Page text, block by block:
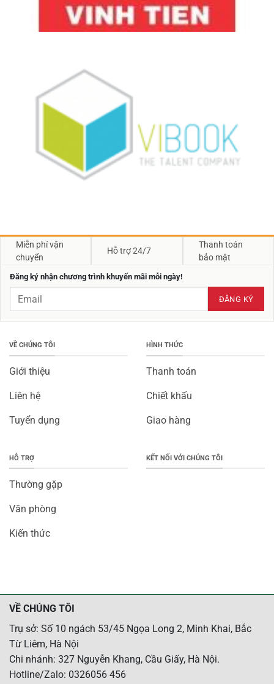
Miễn phí vận
chuyển
Hỗ trợ 24/7
Thanh toán
bảo mật
Đăng ký nhận chương trình khuyến mãi mỗi ngày!
VỀ CHÚNG TÔI
Giới thiệu
Liên hệ
Tuyển dụng
HÌNH THỨC
Thanh toán
Chiết khấu
Giao hàng
HỖ TRỢ
Thường gặp
Văn phòng
Kiến thức
KẾT NỐI VỚI CHÚNG TÔI
VỀ CHÚNG TÔI
Trụ sở: Số 10 ngách 53/45 Ngọa Long 2, Minh Khai, Bắc
Từ Liêm, Hà Nội
Chi nhánh: 327 Nguyễn Khang, Cầu Giấy, Hà Nội.
Hotline/Zalo: 0326056 456